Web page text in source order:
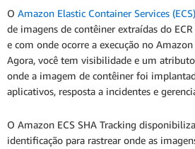
O Amazon Elastic Container Services (ECS)
de imagens de contêiner extraídas do
e com onde ocorre a execução no
Agora, você tem visibilidade e um
onde a imagem de contêiner foi
aplicativos, resposta a incidentes e
O Amazon ECS SHA Tracking
identificação para rastrear onde as